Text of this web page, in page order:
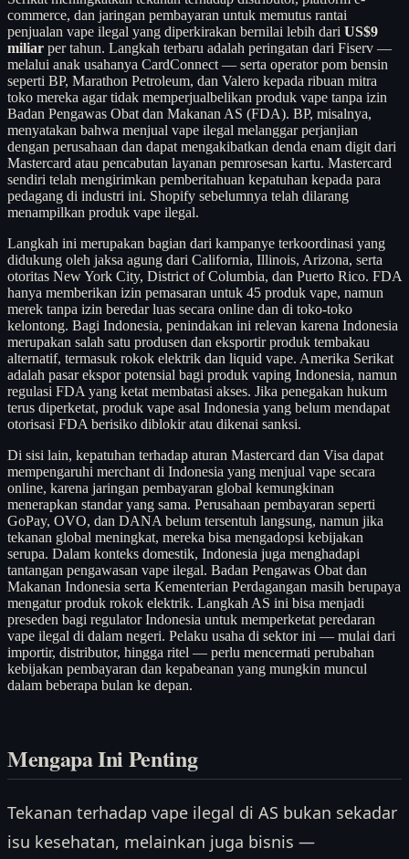
commerce, dan jaringan pembayaran untuk memutus rantai
penjualan vape ilegal yang diperkirakan bernilai lebih dari US$9
miliar per tahun. Langkah terbaru adalah peringatan dari Fiserv —
melalui anak usahanya CardConnect — serta operator pom bensin
seperti BP, Marathon Petroleum, dan Valero kepada ribuan mitra
toko mereka agar tidak memperjualbelikan produk vape tanpa izin
Badan Pengawas Obat dan Makanan AS (FDA). BP, misalnya,
menyatakan bahwa menjual vape ilegal melanggar perjanjian
dengan perusahaan dan dapat mengakibatkan denda enam digit dari
Mastercard atau pencabutan layanan pemrosesan kartu. Mastercard
sendiri telah mengirimkan pemberitahuan kepatuhan kepada para
pedagang di industri ini. Shopify sebelumnya telah dilarang
menampilkan produk vape ilegal.
Langkah ini merupakan bagian dari kampanye terkoordinasi yang
didukung oleh jaksa agung dari California, Illinois, Arizona, serta
otoritas New York City, District of Columbia, dan Puerto Rico. FDA
hanya memberikan izin pemasaran untuk 45 produk vape, namun
merek tanpa izin beredar luas secara online dan di toko-toko
kelontong. Bagi Indonesia, penindakan ini relevan karena Indonesia
merupakan salah satu produsen dan eksportir produk tembakau
alternatif, termasuk rokok elektrik dan liquid vape. Amerika Serikat
adalah pasar ekspor potensial bagi produk vaping Indonesia, namun
regulasi FDA yang ketat membatasi akses. Jika penegakan hukum
terus diperketat, produk vape asal Indonesia yang belum mendapat
otorisasi FDA berisiko diblokir atau dikenai sanksi.
Di sisi lain, kepatuhan terhadap aturan Mastercard dan Visa dapat
mempengaruhi merchant di Indonesia yang menjual vape secara
online, karena jaringan pembayaran global kemungkinan
menerapkan standar yang sama. Perusahaan pembayaran seperti
GoPay, OVO, dan DANA belum tersentuh langsung, namun jika
tekanan global meningkat, mereka bisa mengadopsi kebijakan
serupa. Dalam konteks domestik, Indonesia juga menghadapi
tantangan pengawasan vape ilegal. Badan Pengawas Obat dan
Makanan Indonesia serta Kementerian Perdagangan masih berupaya
mengatur produk rokok elektrik. Langkah AS ini bisa menjadi
preseden bagi regulator Indonesia untuk memperketat peredaran
vape ilegal di dalam negeri. Pelaku usaha di sektor ini — mulai dari
importir, distributor, hingga ritel — perlu mencermati perubahan
kebijakan pembayaran dan kepabeanan yang mungkin muncul
dalam beberapa bulan ke depan.
Mengapa Ini Penting
Tekanan terhadap vape ilegal di AS bukan sekadar
isu kesehatan, melainkan juga bisnis —